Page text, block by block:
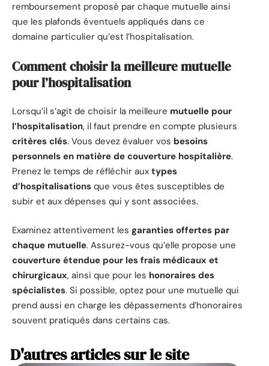
remboursement proposé par chaque mutuelle ainsi
que les plafonds éventuels appliqués dans ce
domaine particulier qu’est l’hospitalisation.
Comment choisir la meilleure mutuelle
pour l’hospitalisation
Lorsqu’il s’agit de choisir la meilleure mutuelle pour
l’hospitalisation, il faut prendre en compte plusieurs
critères clés. Vous devez évaluer vos besoins
personnels en matière de couverture hospitalière.
Prenez le temps de réfléchir aux types
d’hospitalisations que vous êtes susceptibles de
subir et aux dépenses qui y sont associées.
Examinez attentivement les garanties offertes par
chaque mutuelle. Assurez-vous qu’elle propose une
couverture étendue pour les frais médicaux et
chirurgicaux, ainsi que pour les honoraires des
spécialistes. Si possible, optez pour une mutuelle qui
prend aussi en charge les dépassements d’honoraires
souvent pratiqués dans certains cas.
D'autres articles sur le site